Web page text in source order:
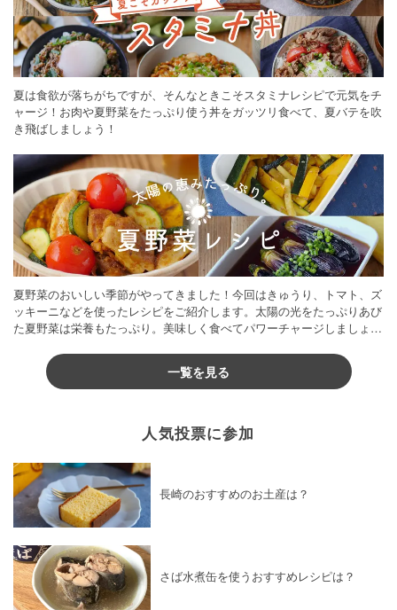
夏は食欲が落ちがちですが、そんなときこそスタミナレシピで元気をチ
ャージ！お肉や夏野菜をたっぷり使う丼をガッツリ食べて、夏バテを吹
き飛ばしましょう！
夏野菜のおいしい季節がやってきました！今回はきゅうり、トマト、ズ
ッキーニなどを使ったレシピをご紹介します。太陽の光をたっぷりあび
た夏野菜は栄養もたっぷり。美味しく食べてパワーチャージしましょう
一覧を見る
人気投票に参加
長崎のおすすめのお土産は？
さば水煮缶を使うおすすめレシピは？